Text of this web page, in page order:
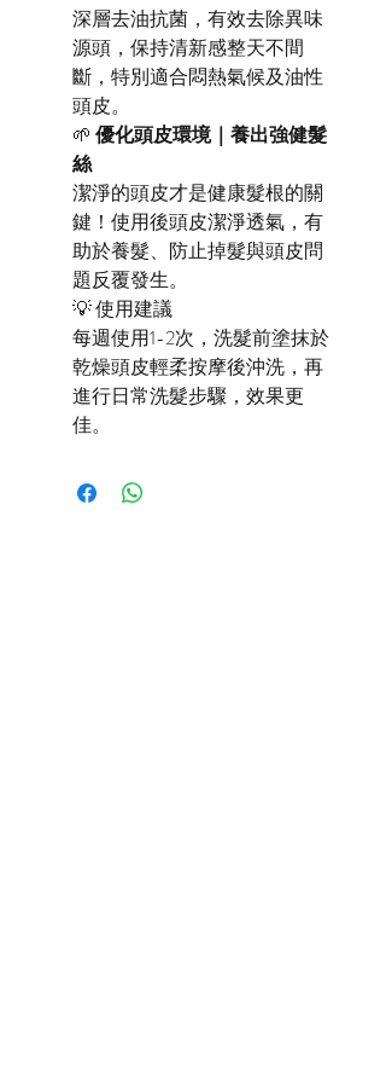
深層去油抗菌，有效去除異味
源頭，保持清新感整天不間
斷，特別適合悶熱氣候及油性
頭皮。
🌱 優化頭皮環境｜養出強健髮
絲
潔淨的頭皮才是健康髮根的關
鍵！使用後頭皮潔淨透氣，有
助於養髮、防止掉髮與頭皮問
題反覆發生。
💡 使用建議
每週使用1-2次，洗髮前塗抹於
乾燥頭皮輕柔按摩後沖洗，再
進行日常洗髮步驟，效果更
佳。